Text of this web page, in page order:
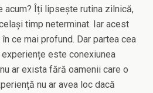
acum? Îți lipsește rutina zilnică,
timp neterminat. Iar acest
ce mai profund. Dar partea cea
este conexiunea
ar exista fără oamenii care o
nu ar avea loc dacă